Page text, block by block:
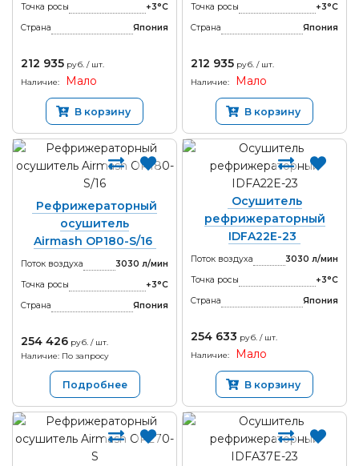
Точка росы
+3°С
Страна
Япония
212 935 руб. / шт.
Наличие:
Мало
В корзину
Точка росы
+3°С
Страна
Япония
212 935 руб. / шт.
Наличие:
Мало
В корзину
Рефрижераторный
осушитель
Airmash OP180-S/16
Поток воздуха
3030 л/мин
Точка росы
+3°С
Страна
Япония
254 426 руб. / шт.
Наличие: По запросу
Подробнее
Осушитель
рефрижераторный
IDFA22E-23
Поток воздуха
3030 л/мин
Точка росы
+3°С
Страна
Япония
254 633 руб. / шт.
Наличие:
Мало
В корзину